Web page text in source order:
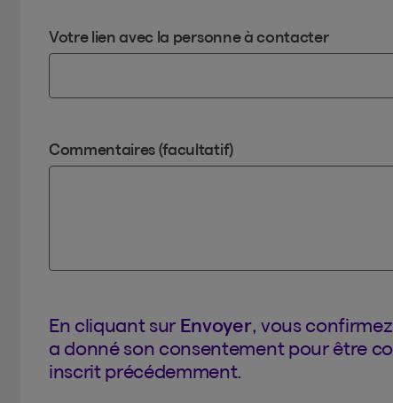
Votre lien avec la personne à contacter
Commentaires (facultatif)
En cliquant sur Envoyer, vous
a donné son consentement pour être
inscrit précédemment.